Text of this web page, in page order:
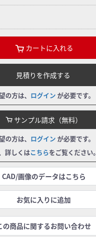
カートに入れる
見積りを作成する
方は、 ログイン が必要です。
サンプル請求（無料）
方は、 ログイン が必要です。
詳しくはこちらをご覧ください。
CAD/画像のデータはこちら
お気に入りに追加
の商品に関するお問い合わせ